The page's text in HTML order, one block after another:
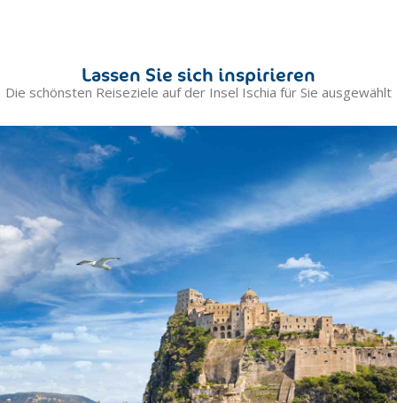
Lassen Sie sich inspirieren
Die schönsten Reiseziele auf der Insel Ischia für Sie ausgewählt